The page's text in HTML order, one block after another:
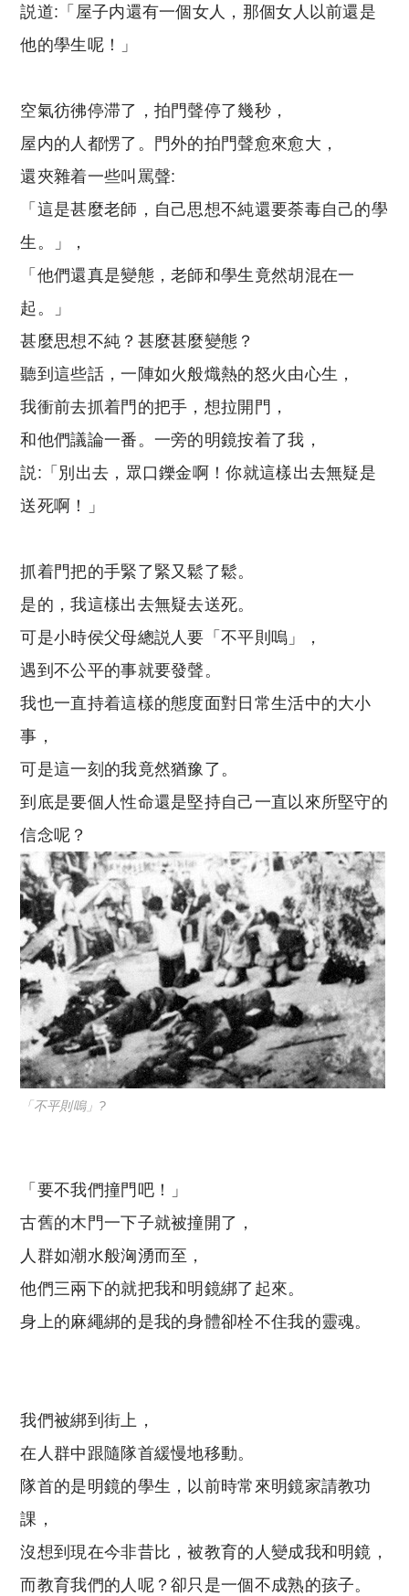
説道:「屋子内還有一個女人，那個女人以前還是
他的學生呢！」
空氣彷彿停滞了，拍門聲停了幾秒，
屋内的人都愣了。門外的拍門聲愈來愈大，
還夾雜着一些叫罵聲:
「這是甚麼老師，自己思想不純還要荼毒自己的學
生。」，
「他們還真是變態，老師和學生竟然胡混在一
起。」
甚麼思想不純？甚麼甚麼變態？
聽到這些話，一陣如火般熾熱的怒火由心生，
我衝前去抓着門的把手，想拉開門，
和他們議論一番。一旁的明鏡按着了我，
説:「別出去，眾口鑠金啊！你就這樣出去無疑是
送死啊！」
抓着門把的手緊了緊又鬆了鬆。
是的，我這樣出去無疑去送死。
可是小時侯父母總説人要「不平則嗚」，
遇到不公平的事就要發聲。
我也一直持着這樣的態度面對日常生活中的大小
事，
可是這一刻的我竟然猶豫了。
到底是要個人性命還是堅持自己一直以來所堅守的
信念呢？
「不平則嗚」?
「要不我們撞門吧！」
古舊的木門一下子就被撞開了，
人群如潮水般洶湧而至，
他們三兩下的就把我和明鏡綁了起來。
身上的麻繩綁的是我的身體卻栓不住我的靈魂。
我們被綁到街上，
在人群中跟隨隊首緩慢地移動。
隊首的是明鏡的學生，以前時常來明鏡家請教功
課，
沒想到現在今非昔比，被教育的人變成我和明鏡，
而教育我們的人呢？卻只是一個不成熟的孩子。